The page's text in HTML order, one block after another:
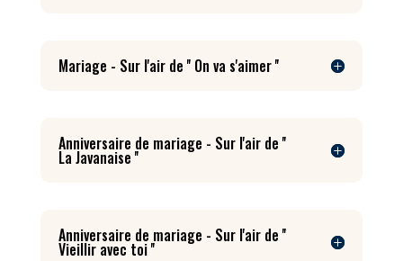
Mariage - Sur l'air de '' On va s'aimer ''
Anniversaire de mariage - Sur l'air de ''
La Javanaise ''
Anniversaire de mariage - Sur l'air de ''
Vieillir avec toi ''